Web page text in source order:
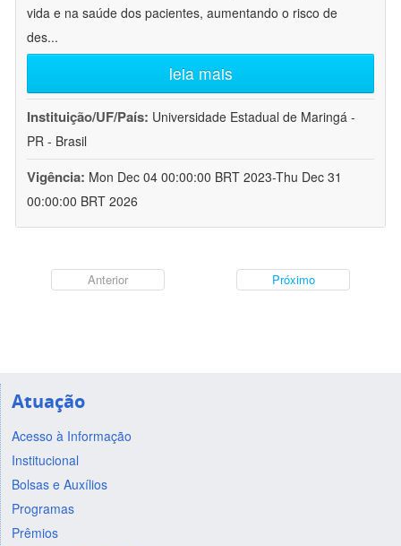
vida e na saúde dos pacientes, aumentando o risco de
des...
leia mais
Instituição/UF/País: Universidade Estadual de Maringá -
PR - Brasil
Vigência: Mon Dec 04 00:00:00 BRT 2023-Thu Dec 31
00:00:00 BRT 2026
Anterior Próximo
Atuação
Acesso à Informação
Institucional
Bolsas e Auxílios
Programas
Prêmios